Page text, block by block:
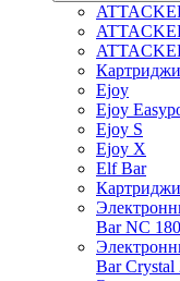
Ejoy
Ejoy
Ejoy S
Ejoy X
Elf Bar
Bar NC
Bar Crystal